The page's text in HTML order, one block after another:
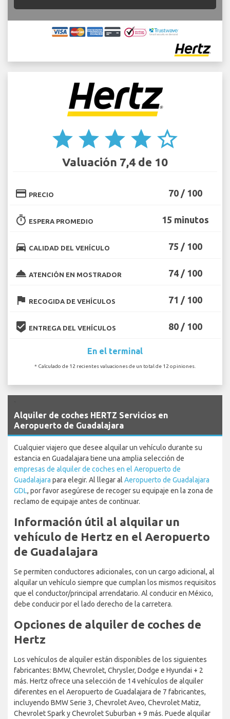
star star star star star_border
Valuación 7,4 de 10
credit_card PRECIO 70 / 100
timer ESPERA PROMEDIO 15 minutos
directions_car CALIDAD DEL VEHÍCULO 75 / 100
room_service ATENCIÓN EN MOSTRADOR 74 / 100
flag RECOGIDA DE VEHÍCULOS 71 / 100
beenhere ENTREGA DEL VEHÍCULOS 80 / 100
En el terminal
* Calculado de 12 recientes valuaciones de un total de 12 opiniones.
Alquiler de coches HERTZ Servicios en
Aeropuerto de Guadalajara
Cualquier viajero que desee alquilar un vehículo durante su
estancia en Guadalajara tiene una amplia selección de
empresas de alquiler de coches en el Aeropuerto de
Guadalajara para elegir. Al llegar al Aeropuerto de Guadalajara
GDL, por favor asegúrese de recoger su equipaje en la zona de
reclamo de equipaje antes de continuar.
Información útil al alquilar un
vehículo de Hertz en el Aeropuerto
de Guadalajara
Se permiten conductores adicionales, con un cargo adicional, al
alquilar un vehículo siempre que cumplan los mismos requisitos
que el conductor/principal arrendatario. Al conducir en México,
debe conducir por el lado derecho de la carretera.
Opciones de alquiler de coches de
Hertz
Los vehículos de alquiler están disponibles de los siguientes
fabricantes: BMW, Chevrolet, Chrysler, Dodge e Hyundai + 2
más. Hertz ofrece una selección de 14 vehículos de alquiler
diferentes en el Aeropuerto de Guadalajara de 7 fabricantes,
incluyendo BMW Serie 3, Chevrolet Aveo, Chevrolet Matiz,
Chevrolet Spark y Chevrolet Suburban + 9 más. Puede alquilar